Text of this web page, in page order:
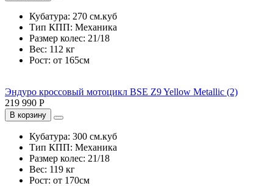
Кубатура: 270 см.куб
Тип КПП: Механика
Размер колес: 21/18
Вес: 112 кг
Рост: от 165см
Эндуро кроссовый мотоцикл BSE Z9 Yellow Metallic (2)
219 990 Р
В корзину
Кубатура: 300 см.куб
Тип КПП: Механика
Размер колес: 21/18
Вес: 119 кг
Рост: от 170см